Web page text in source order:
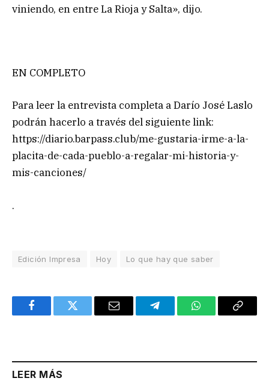
viniendo, en entre La Rioja y Salta», dijo.
EN COMPLETO
Para leer la entrevista completa a Darío José Laslo
podrán hacerlo a través del siguiente link:
https://diario.barpass.club/me-gustaria-irme-a-la-
placita-de-cada-pueblo-a-regalar-mi-historia-y-
mis-canciones/
.
Edición Impresa Hoy Lo que hay que saber
FacebookTwitter Email TelegramWhatsAppCopy
LEER MÁS